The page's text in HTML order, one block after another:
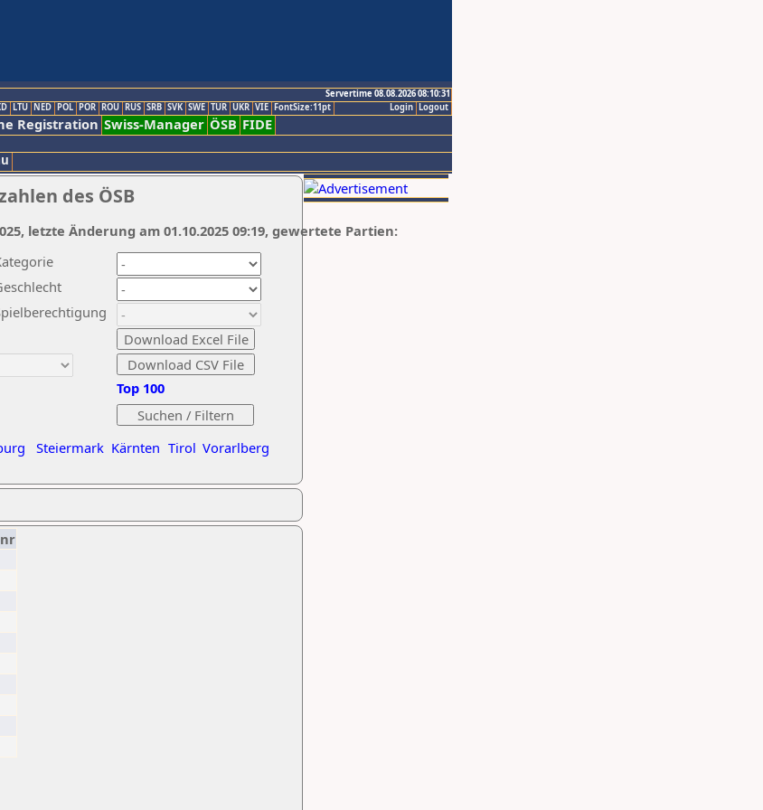
Servertime 08.08.2026 08:10:31
Logout
Login
LTU NED POL POR ROU RUS SRB SVK SWE TUR UKR VIE FontSize:11pt
Registration Swiss-Manager ÖSB FIDE
des ÖSB
Steiermark Kärnten Tirol Vorarlberg
Top 100
letzte Änderung am 01.10.2025 09:19, gewertete Partien: